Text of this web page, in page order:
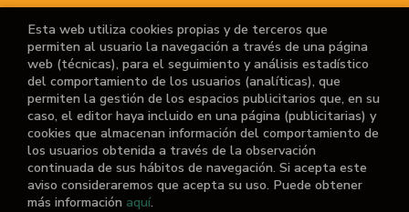
ATENCIÓN AL CLIENTE
Quiénes somos
Noticias
¿No encuentras el libro que buscas?
Esta web utiliza cookies propias y de terceros que
permiten al usuario la navegación a través de una página
web (técnicas), para el seguimiento y análisis estadístico
del comportamiento de los usuarios (analíticas), que
permiten la gestión de los espacios publicitarios que, en su
caso, el editor haya incluido en una página (publicitarias) y
cookies que almacenan información del comportamiento de
los usuarios obtenida a través de la observación
continuada de sus hábitos de navegación. Si acepta este
aviso consideraremos que acepta su uso. Puede obtener
más información aquí.